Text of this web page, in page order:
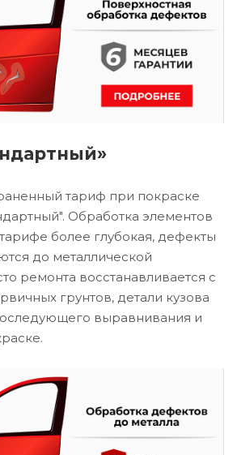
тариф при покраске
Обработка элементов
более глубокая, дефекты
до металлической
ремонта восстанавливается с
грунтов, детали кузова
выравнивания и